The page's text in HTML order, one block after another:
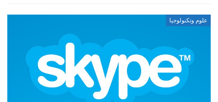
علوم وتكنولوجيا